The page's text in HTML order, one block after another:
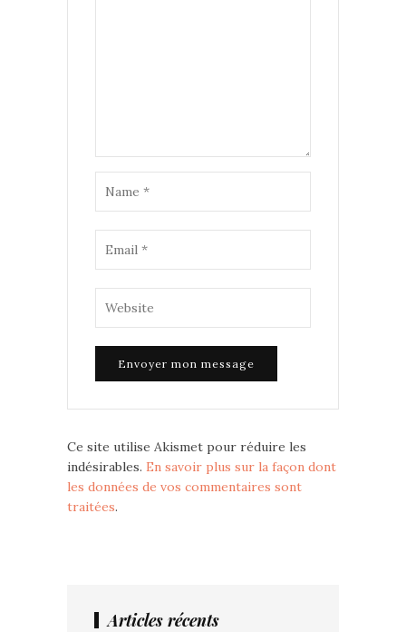
Ce site utilise Akismet pour réduire les
indésirables. En savoir plus sur la façon dont
les données de vos commentaires sont
traitées.
Articles récents